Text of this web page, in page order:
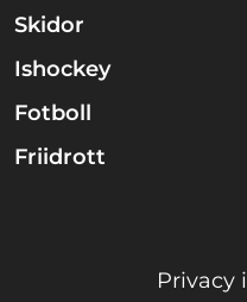
Skidor
Ishockey
Fotboll
Friidrott
Privacy